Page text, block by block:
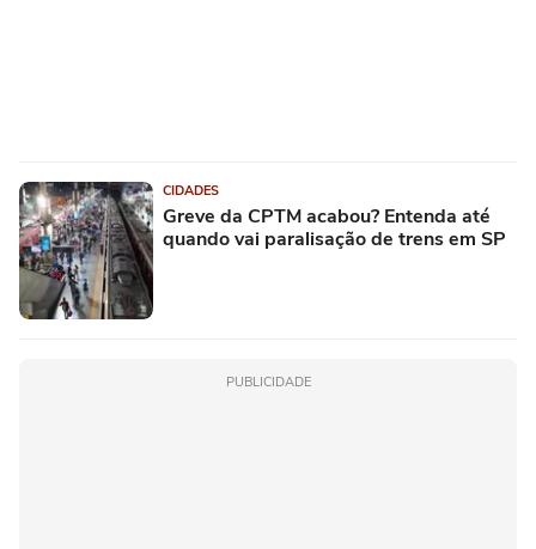
CIDADES
Greve da CPTM acabou? Entenda até
quando vai paralisação de trens em SP
PUBLICIDADE